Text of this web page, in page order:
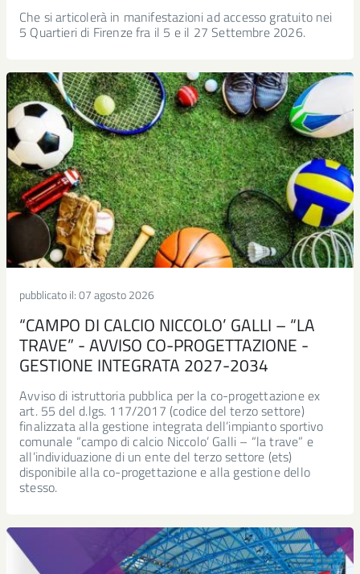
Che si articolerà in manifestazioni ad accesso gratuito nei
5 Quartieri di Firenze fra il 5 e il 27 Settembre 2026.
pubblicato il:07 agosto 2026
“CAMPO DI CALCIO NICCOLO’ GALLI – “LA
TRAVE” - AVVISO CO-PROGETTAZIONE -
GESTIONE INTEGRATA 2027-2034
Avviso di istruttoria pubblica per la co-progettazione ex
art. 55 del d.lgs. 117/2017 (codice del terzo settore)
finalizzata alla gestione integrata dell’impianto sportivo
comunale “campo di calcio Niccolo’ Galli – “la trave” e
all’individuazione di un ente del terzo settore (ets)
disponibile alla co-progettazione e alla gestione dello
stesso.